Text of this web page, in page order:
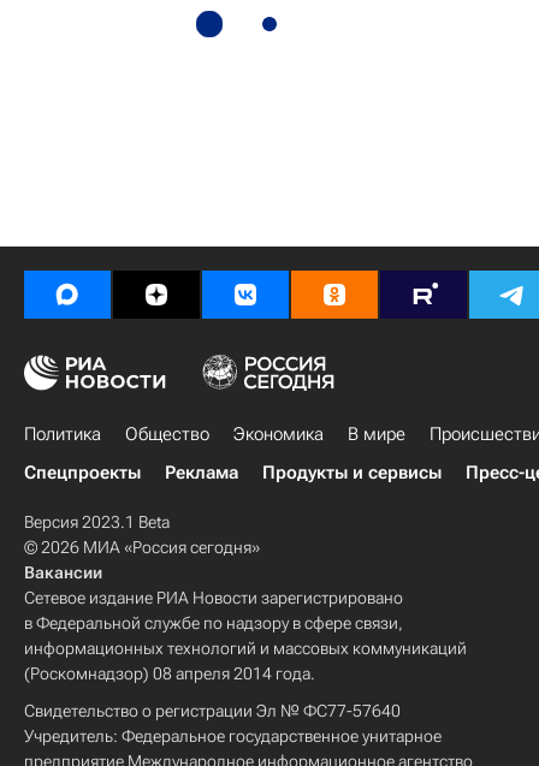
Политика Общество Экономика В мире
Спецпроекты
Реклама Продукты и сервисы Пресс-
Версия 2023.1 Beta
© 2026 МИА «Россия сегодня»
Вакансии
Сетевое издание РИА Новости зарегистрировано
в Федеральной службе по надзору в сфере связи,
информационных технологий и массовых коммуникаций
(Роскомнадзор) 08 апреля 2014 года.
Свидетельство о регистрации Эл № ФС77-57640
Учредитель: Федеральное государственное унитарное
предприятие Международное информационное агентство